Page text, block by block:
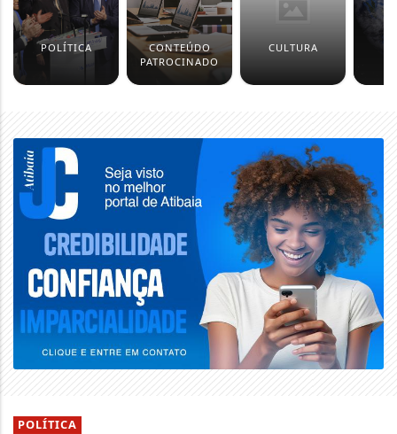
POLÍTICA
CONTEÚDO
PATROCINADO
CULTURA
POLÍTICA